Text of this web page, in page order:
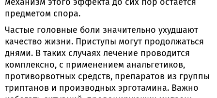
механизм этого эффекта до сих пор остается
предметом спора.
Частые головные боли значительно ухудшают
качество жизни. Приступы могут продолжаться
днями. В таких случаях лечение проводится
комплексно, с применением анальгетиков,
противорвотных средств, препаратов из группы
триптанов и производных эрготамина. Важно